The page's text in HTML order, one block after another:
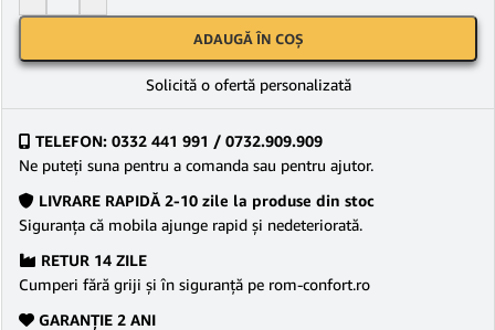
ADAUGĂ ÎN COȘ
Solicită o ofertă personalizată
TELEFON: 0332 441 991 / 0732.909.909
Ne puteţi suna pentru a comanda sau pentru ajutor.
LIVRARE RAPIDĂ 2-10 zile la produse din stoc
Siguranţa că mobila ajunge rapid şi nedeteriorată.
RETUR 14 ZILE
Cumperi fără griji şi în siguranţă pe rom-confort.ro
GARANŢIE 2 ANI